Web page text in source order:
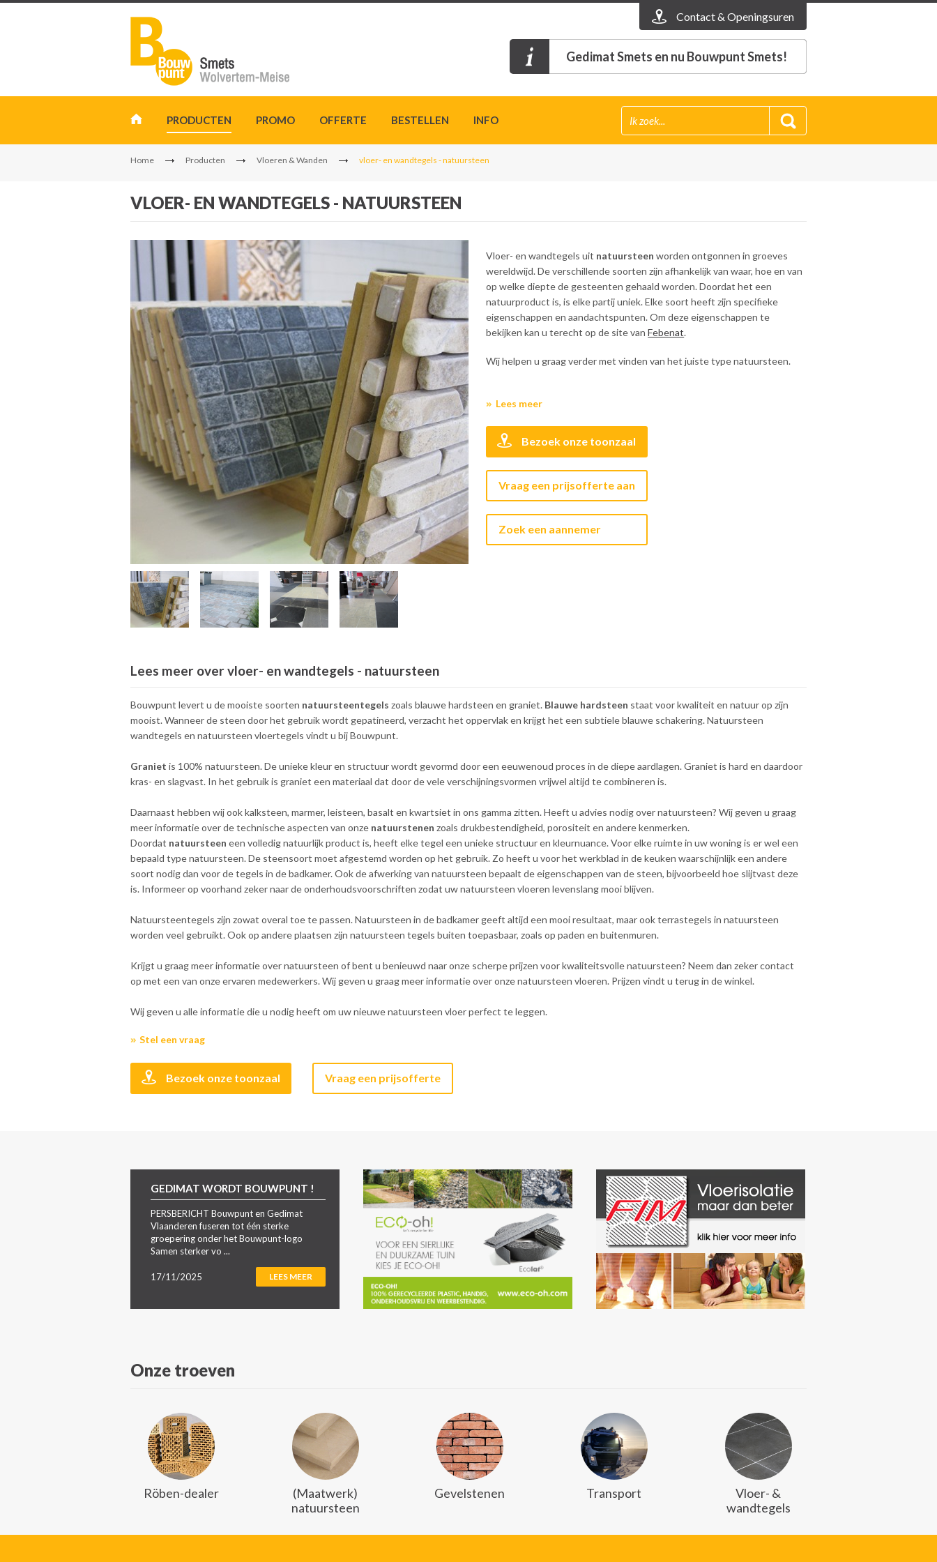
Contact & Openingsuren
Gedimat Smets en nu Bouwpunt Smets!
PRODUCTEN PROMO OFFERTE BESTELLEN INFO
Home Producten Vloeren & Wanden vloer- en wandtegels - natuursteen
VLOER- EN WANDTEGELS - NATUURSTEEN
Vloer- en wandtegels uit natuursteenworden ontgonnen in groeves
wereldwijd. De verschillende soorten zijn afhankelijk van waar, hoe en van
op welke diepte de gesteenten gehaald worden. Doordat het een
natuurproduct is, is elke partij uniek. Elke soort heeft zijn specifieke
eigenschappen en aandachtspunten. Om deze eigenschappen te
bekijken kan u terecht op de site vanFebenat.
Wij helpen u graag verder met vinden van het juiste type natuursteen.
Lees meer
Bezoek onze toonzaal
Vraag een prijsofferte aan
Zoek een aannemer
Lees meer over vloer- en wandtegels - natuursteen
Bouwpunt levert u de mooiste soorten natuursteentegels zoals blauwe hardsteen en graniet. Blauwe hardsteen staat voor kwaliteit en natuur op zijn
mooist. Wanneer de steen door het gebruik wordt gepatineerd, verzacht het oppervlak en krijgt het een subtiele blauwe schakering. Natuursteen
wandtegels en natuursteen vloertegels vindt u bij Bouwpunt.
Graniet is 100% natuursteen. De unieke kleur en structuur wordt gevormd door een eeuwenoud proces in de diepe aardlagen. Graniet is hard en daardoor
kras- en slagvast. In het gebruik is graniet een materiaal dat door de vele verschijningsvormen vrijwel altijd te combineren is.
Daarnaast hebben wij ook kalksteen, marmer, leisteen, basalt en kwartsiet in ons gamma zitten. Heeft u advies nodig over natuursteen? Wij geven u graag
meer informatie over de technische aspecten van onze natuurstenen zoals drukbestendigheid, porositeit en andere kenmerken.
Doordat natuursteen een volledig natuurlijk product is, heeft elke tegel een unieke structuur en kleurnuance. Voor elke ruimte in uw woning is er wel een
bepaald type natuursteen. De steensoort moet afgestemd worden op het gebruik. Zo heeft u voor het werkblad in de keuken waarschijnlijk een andere
soort nodig dan voor de tegels in de badkamer. Ook de afwerking van natuursteen bepaalt de eigenschappen van de steen, bijvoorbeeld hoe slijtvast deze
is. Informeer op voorhand zeker naar de onderhoudsvoorschriften zodat uw natuursteen vloeren levenslang mooi blijven.
Natuursteentegels zijn zowat overal toe te passen. Natuursteen in de badkamer geeft altijd een mooi resultaat, maar ook terrastegels in natuursteen
worden veel gebruikt. Ook op andere plaatsen zijn natuursteen tegels buiten toepasbaar, zoals op paden en buitenmuren.
Krijgt u graag meer informatie over natuursteen of bent u benieuwd naar onze scherpe prijzen voor kwaliteitsvolle natuursteen? Neem dan zeker contact
op met een van onze ervaren medewerkers. Wij geven u graag meer informatie over onze natuursteen vloeren. Prijzen vindt u terug in de winkel.
Wij geven u alle informatie die u nodig heeft om uw nieuwe natuursteen vloer perfect te leggen.
Stel een vraag
Bezoek onze toonzaal Vraag een prijsofferte
GEDIMAT WORDT BOUWPUNT !
PERSBERICHT Bouwpunt en Gedimat
Vlaanderen fuseren tot één sterke
groepering onder het Bouwpunt-logo
Samen sterker vo ...
17/11/2025 LEES MEER
Onze troeven
Röben-dealer
(Maatwerk)
natuursteen
Gevelstenen Transport
Vloer- &
wandtegels